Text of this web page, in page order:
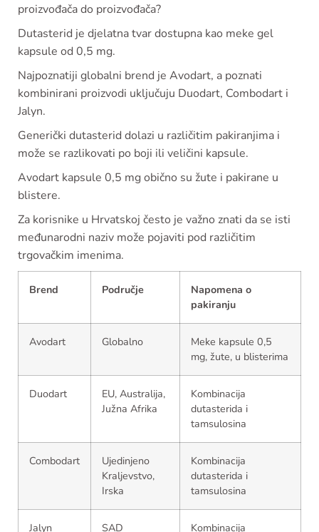
proizvođača do proizvođača?
Dutasterid je djelatna tvar dostupna kao meke gel
kapsule od 0,5 mg.
Najpoznatiji globalni brend je Avodart, a poznati
kombinirani proizvodi uključuju Duodart, Combodart i
Jalyn.
Generički dutasterid dolazi u različitim pakiranjima i
može se razlikovati po boji ili veličini kapsule.
Avodart kapsule 0,5 mg obično su žute i pakirane u
blistere.
Za korisnike u Hrvatskoj često je važno znati da se isti
međunarodni naziv može pojaviti pod različitim
trgovačkim imenima.
Brend Područje
Napomena o
pakiranju
Avodart Globalno
Meke kapsule 0,5
mg, žute, u blisterima
Duodart
EU, Australija,
Južna Afrika
Kombinacija
dutasterida i
tamsulosina
Combodart
Ujedinjeno
Kraljevstvo,
Irska
Kombinacija
dutasterida i
tamsulosina
Jalyn SAD Kombinacija